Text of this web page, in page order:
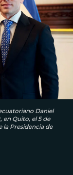
Daniel
en Quito, el 5 de
la Presidencia de